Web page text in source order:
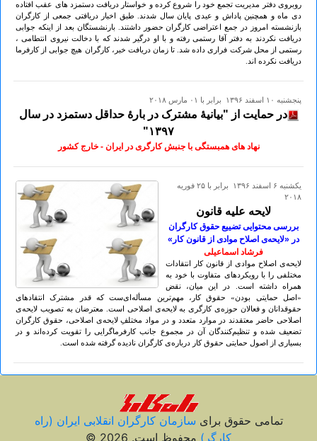
روبروی دفتر مدیریت تجمع خود را شروع کرده و خواستار دریافت دستمزد های عقب افتاده
دی ماه و همچنین پاداش و عیدی پایان سال شدند. طبق اخبار دریافتی جمعی از کارگران
بازنشسته امروز در جمع اعتراضی کارگران حضور داشتند. بارنشستگان بعد از اینکه جوابی
دریافت نکردند به دفتر آقا رستمی رفته و با او درگیر شدند که با دخالت نیروی انتطامی ،
رستمی از محل شرکت فراری داده شد. تا زمان دریافت خبر، کارگران هیچ جوابی از کارفرما
دریافت نکرده اند.
پنجشنبه ۱۰ اسفند ۱۳۹۶ برابر با ۰۱ مارس ۲۰۱۸
در حمایت از "بیانیۀ مشترک در بارۀ حداقل دستمزد در سال
۱۳۹۷"
نهاد های همبستگی با جنبش کارگری در ایران - خارج کشور
يكشنبه ۶ اسفند ۱۳۹۶ برابر با ۲۵ فوريه
۲۰۱۸
لایحه علیه قانون
بررسی محتوایی تضییع حقوق کارگران
در «لایحه‌ی اصلاح موادی از قانون کار»
فرشاد اسماعیلی
لایحه‌ی اصلاح موادی از قانون كار انتقادات
مختلفی را با رویكردهای متفاوت با خود به
همراه داشته است. در این میان، نقض
«اصل حمایتی بودن» حقوق کار، مهم‌ترین مسأله‌ای‌ست كه قدر مشترک انتقاد‌های
حقوقدانان و فعالان حوزه‌ی کارگری به لایحه‌ی اصلاحی است. معترضان به تصویب لایحه‌ی
اصلاحی حاضر معتقدند در موارد متعدد و در مواد مختلفِ لایحه‌ی اصلاحی، حقوق كارگران
تضعیف شده و تنظیم‌کنندگان آن در مجموع جانب كارفرماگرایی را تقویت کرده‌اند و در
بسیاری از اصول حمایتی حقوق کار درباره‌ی کارگران نادیده گرفته شده است.
تمامی حقوق برای سازمان کارگران انقلابی ايران (راه
کارگر) محفوظ است. 2026 ©